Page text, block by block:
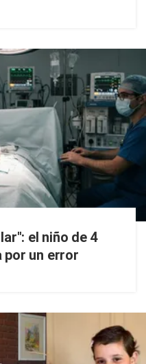
el niño de 4
por un error